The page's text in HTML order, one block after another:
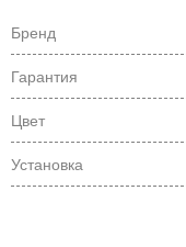
Бренд
Гарантия
Цвет
Установка